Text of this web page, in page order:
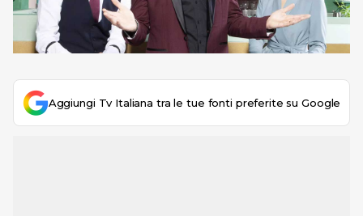
Aggiungi Tv Italiana tra le tue fonti preferite su Google